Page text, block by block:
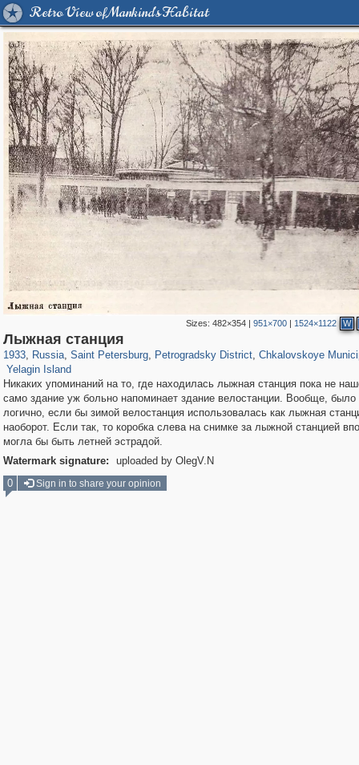
Retro View of Mankind's Habitat
Sizes: 482×354| 951×700| 1524×1122 W
Лыжная станция
1933, Russia
1,407,269 29,248
, Saint Petersburg
197,252 5,714
, Petrogradsky District, Chkalovskoye
101
Yelagin Island
14
Никаких упоминаний на то, где находилась лыжная станция пока не
само здание уж больно напоминает здание велостанции. Вообще, было
логично, если бы зимой велостанция использовалась как лыжная
наоборот. Если так, то коробка слева на снимке за лыжной станцией
могла бы быть летней эстрадой.
Watermark signature:
uploaded by OlegV.N
0
Sign in to share your opinion